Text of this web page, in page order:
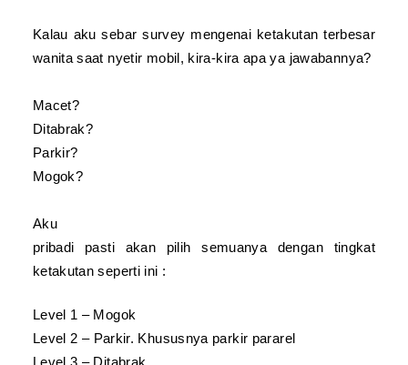
Kalau aku sebar survey mengenai ketakutan terbesar
wanita saat nyetir mobil, kira-kira apa ya jawabannya?
Macet?
Ditabrak?
Parkir?
Mogok?
Aku
pribadi pasti akan pilih semuanya dengan tingkat
ketakutan seperti ini :
Level 1 – Mogok
Level 2 – Parkir. Khususnya parkir pararel
Level 3 – Ditabrak